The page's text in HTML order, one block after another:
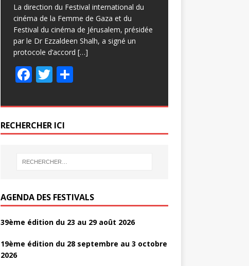
La direction du Festival international du
cinéma de la Femme de Gaza et du
Festival du cinéma de Jérusalem, présidée
par le Dr Ezzaldeen Shalh, a signé un
protocole d’accord […]
F
e
b
o
o
T
itt
er
P
ta
er
RECHERCHER ICI
AGENDA DES FESTIVALS
39ème édition du 23 au 29 août 2026
19ème édition du 28 septembre au 3 octobre
2026